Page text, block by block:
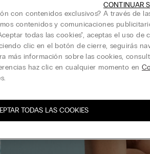
con contenidos exclusivos? A través de
contenidos y comunicaciones
todas las cookies", aceptas el uso de
clic en el botón de cierre, seguirás
más información sobre las cookies,
haz clic en cualquier momento en
TODAS LAS COOKIES
CONTINUAR